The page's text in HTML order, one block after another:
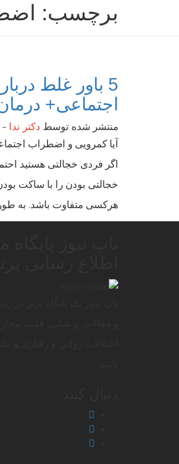
برچسب:
5 باور غلط
اجتماعی+
منتشر شده توسط دکتر ندا -
آیا کمرویی و اضطراب
اگر فردی خجالتی هستید
خجالتی بودن را با ساکت
هرکسی متفاوت باشد. به